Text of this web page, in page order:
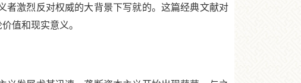
激烈反对权威的大背景下写就的。这篇经典文献对
值和现实意义。